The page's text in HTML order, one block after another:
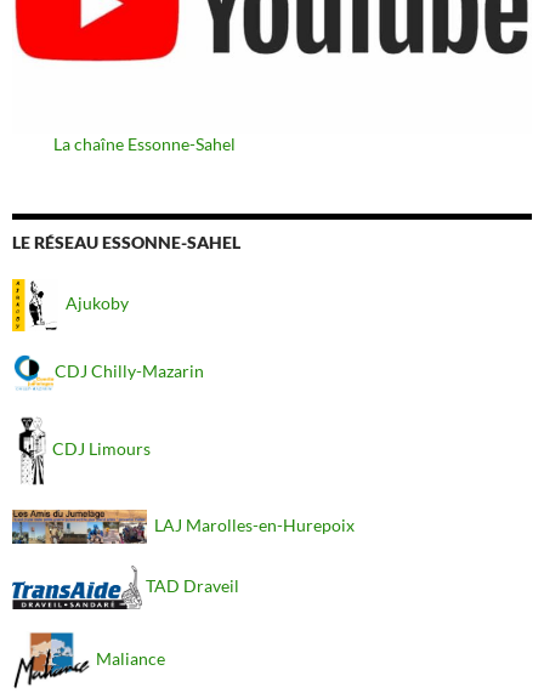
La chaîne Essonne-Sahel
LE RÉSEAU ESSONNE-SAHEL
Ajukoby
CDJ Chilly-Mazarin
CDJ Limours
LAJ Marolles-en-Hurepoix
TAD Draveil
Maliance